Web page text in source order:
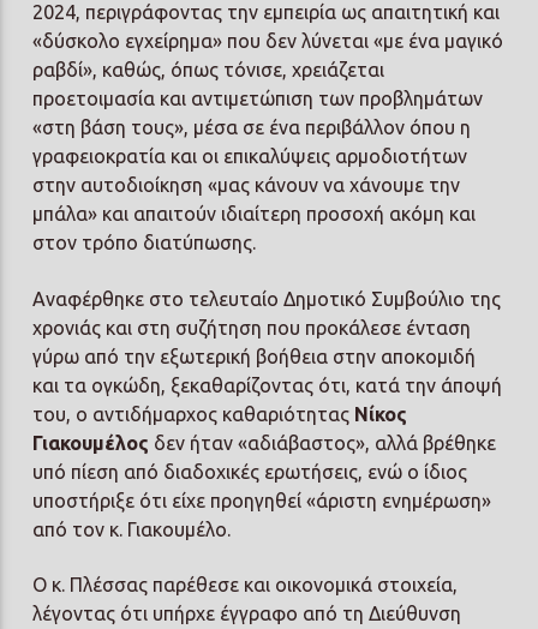
2024, περιγράφοντας την εμπειρία ως απαιτητική και
«δύσκολο εγχείρημα» που δεν λύνεται «με ένα μαγικό
ραβδί», καθώς, όπως τόνισε, χρειάζεται
προετοιμασία και αντιμετώπιση των προβλημάτων
«στη βάση τους», μέσα σε ένα περιβάλλον όπου η
γραφειοκρατία και οι επικαλύψεις αρμοδιοτήτων
στην αυτοδιοίκηση «μας κάνουν να χάνουμε την
μπάλα» και απαιτούν ιδιαίτερη προσοχή ακόμη και
στον τρόπο διατύπωσης.
Αναφέρθηκε στο τελευταίο Δημοτικό Συμβούλιο της
χρονιάς και στη συζήτηση που προκάλεσε ένταση
γύρω από την εξωτερική βοήθεια στην αποκομιδή
και τα ογκώδη, ξεκαθαρίζοντας ότι, κατά την άποψή
του, ο αντιδήμαρχος καθαριότητας Νίκος
Γιακουμέλος δεν ήταν «αδιάβαστος», αλλά βρέθηκε
υπό πίεση από διαδοχικές ερωτήσεις, ενώ ο ίδιος
υποστήριξε ότι είχε προηγηθεί «άριστη ενημέρωση»
από τον κ. Γιακουμέλο.
Ο κ. Πλέσσας παρέθεσε και οικονομικά στοιχεία,
λέγοντας ότι υπήρχε έγγραφο από τη Διεύθυνση